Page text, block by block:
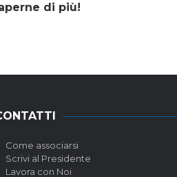
di più!
Come associarsi
Scrivi al Presidente
Lavora con Noi